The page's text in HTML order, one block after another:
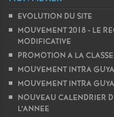
EVOLUTION DU SITE
MOUVEMENT 2018 - LE
MODIFICATIVE
PROMOTION A LA
MOUVEMENT INTRA
MOUVEMENT INTRA
NOUVEAU CALENDRIER
L’ANNEE